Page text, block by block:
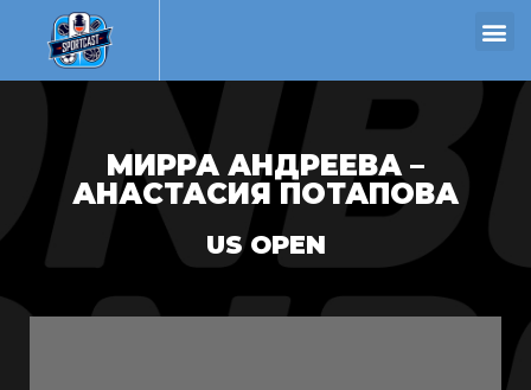
МИРРА АНДРЕЕВА –
АНАСТАСИЯ ПОТАПОВА
US OPEN